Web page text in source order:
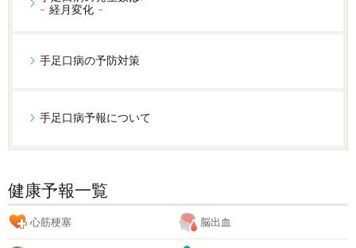
- 経月変化 -
手足口病の予防対策
手足口病予報について
健康予報一覧
心筋梗塞 脳出血